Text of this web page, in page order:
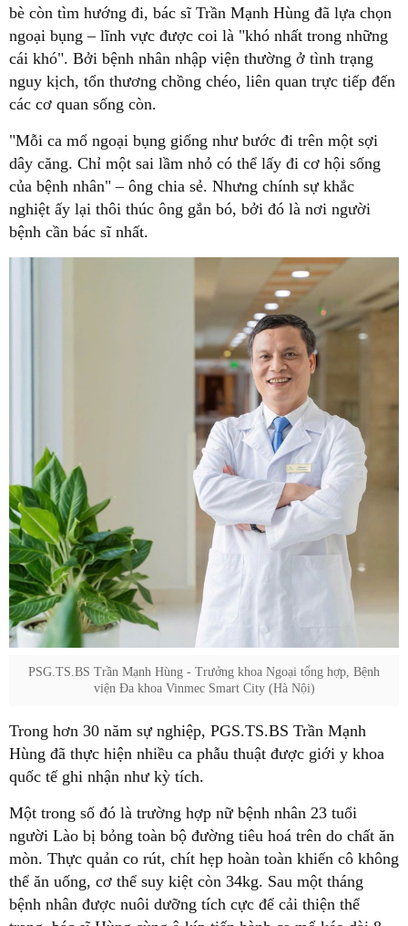
bè còn tìm hướng đi, bác sĩ Trần Mạnh Hùng đã lựa chọn
ngoại bụng – lĩnh vực được coi là "khó nhất trong những
cái khó". Bởi bệnh nhân nhập viện thường ở tình trạng
nguy kịch, tổn thương chồng chéo, liên quan trực tiếp đến
các cơ quan sống còn.
"Mỗi ca mổ ngoại bụng giống như bước đi trên một sợi
dây căng. Chỉ một sai lầm nhỏ có thể lấy đi cơ hội sống
của bệnh nhân" – ông chia sẻ. Nhưng chính sự khắc
nghiệt ấy lại thôi thúc ông gắn bó, bởi đó là nơi người
bệnh cần bác sĩ nhất.
PSG.TS.BS Trần Mạnh Hùng - Trưởng khoa Ngoại tổng hợp, Bệnh
viện Đa khoa Vinmec Smart City (Hà Nội)
Trong hơn 30 năm sự nghiệp, PGS.TS.BS Trần Mạnh
Hùng đã thực hiện nhiều ca phẫu thuật được giới y khoa
quốc tế ghi nhận như kỳ tích.
Một trong số đó là trường hợp nữ bệnh nhân 23 tuổi
người Lào bị bỏng toàn bộ đường tiêu hoá trên do chất ăn
mòn. Thực quản co rút, chít hẹp hoàn toàn khiến cô không
thể ăn uống, cơ thể suy kiệt còn 34kg. Sau một tháng
bệnh nhân được nuôi dưỡng tích cực để cải thiện thể